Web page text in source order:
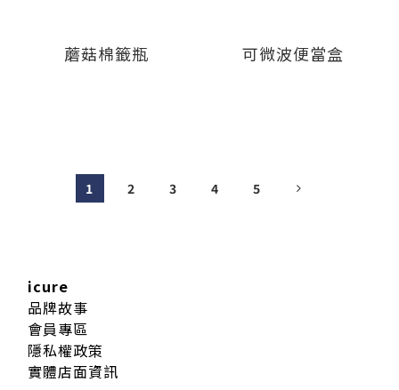
蘑菇棉籤瓶 可微波便當盒
1 2 3 4 5
icure
品牌故事
會員專區
隱私權政策
實體店面資訊